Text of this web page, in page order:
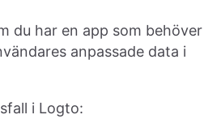
du har en app som behöver
anpassade data i
i Logto: